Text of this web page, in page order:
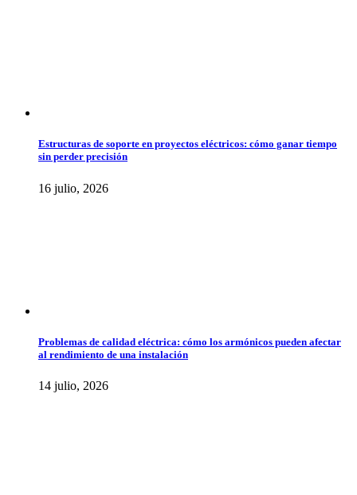
Estructuras de soporte en proyectos eléctricos: cómo ganar tiempo
sin perder precisión
16 julio, 2026
Problemas de calidad eléctrica: cómo los armónicos pueden afectar
al rendimiento de una instalación
14 julio, 2026